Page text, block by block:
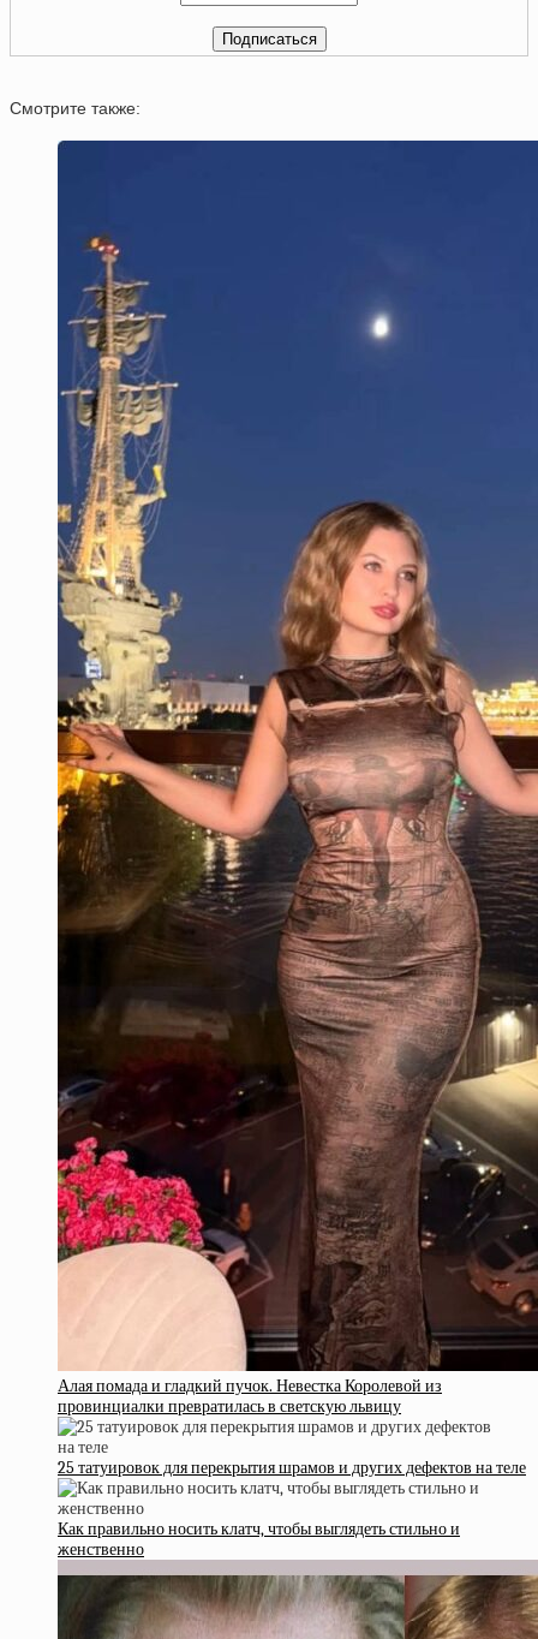
Смотрите также:
Алая помада и гладкий пучок. Невестка Королевой из
провинциалки превратилась в светскую львицу
25 татуировок для перекрытия шрамов и других дефектов на теле
Как правильно носить клатч, чтобы выглядеть стильно и
женственно